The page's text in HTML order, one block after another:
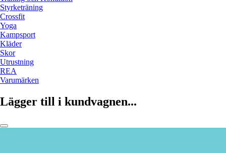
Styrketräning
Crossfit
Yoga
Kampsport
Kläder
Skor
Utrustning
REA
Varumärken
Lägger till i kundvagnen...